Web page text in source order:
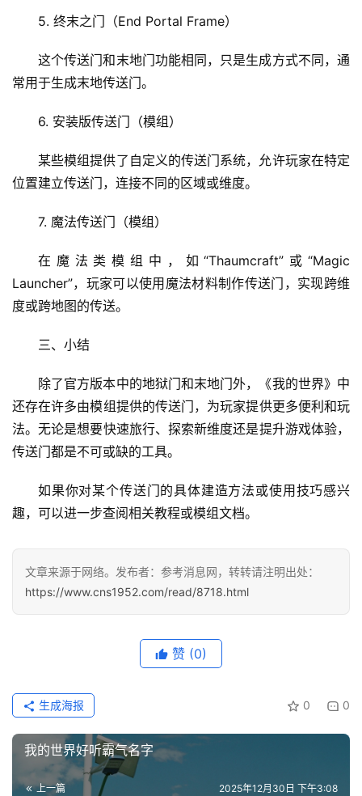
章
题
讯
投稿
5. 终末之门（End Portal Frame）
这个传送门和末地门功能相同，只是生成方式不同，通
常用于生成末地传送门。
6. 安装版传送门（模组）
某些模组提供了自定义的传送门系统，允许玩家在特定
位置建立传送门，连接不同的区域或维度。
7. 魔法传送门（模组）
在魔法类模组中，如“Thaumcraft”或“Magic
Launcher”，玩家可以使用魔法材料制作传送门，实现跨维
度或跨地图的传送。
三、小结
除了官方版本中的地狱门和末地门外，《我的世界》中
还存在许多由模组提供的传送门，为玩家提供更多便利和玩
法。无论是想要快速旅行、探索新维度还是提升游戏体验，
传送门都是不可或缺的工具。
如果你对某个传送门的具体建造方法或使用技巧感兴
趣，可以进一步查阅相关教程或模组文档。
文章来源于网络。发布者：参考消息网，转转请注明出处：
https://www.cns1952.com/read/8718.html
赞 (0)
0 0
生成海报
我的世界好听霸气名字
上一篇 2025年12月30日 下午3:08